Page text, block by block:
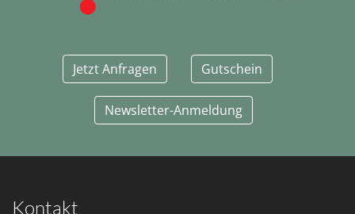
Jetzt Anfragen Gutschein
Newsletter-Anmeldung
Kontakt